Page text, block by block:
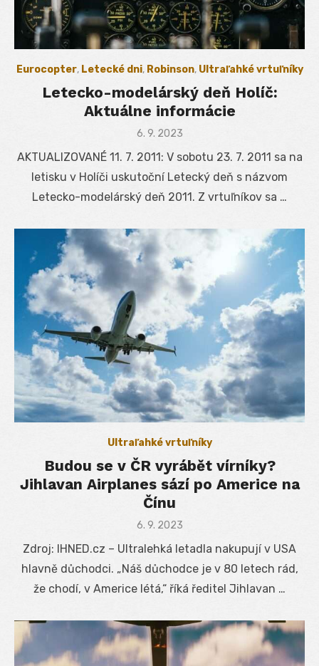
Eurocopter, Letecké dni, Robinson, Ultraľahké vrtuľníky
Letecko-modelárský deň Holíč:
Aktuálne informácie
Posted
6. 9. 2023
AKTUALIZOVANÉ 11. 7. 2011: V sobotu 23. 7. 2011 sa na
letisku v Holíči uskutoční Letecký deň s názvom
Letecko-modelárský deň 2011. Z vrtuľníkov sa …
Ultraľahké vrtuľníky
Budou se v ČR vyrábět vírníky?
Jihlavan Airplanes sází po Americe na
Čínu
Posted
6. 9. 2023
Zdroj: IHNED.cz – Ultralehká letadla nakupují v USA
hlavně důchodci. „Náš důchodce je v 80 letech rád,
že chodí, v Americe létá,“ říká ředitel Jihlavan …